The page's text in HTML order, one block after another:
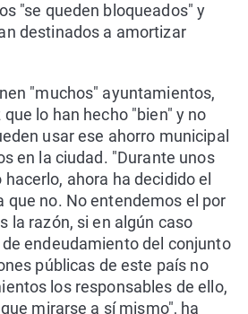
"se queden bloqueados" y
destinados a amortizar
"muchos" ayuntamientos,
lo han hecho "bien" y no
usar ese ahorro municipal
en la ciudad. "Durante unos
ahora ha decidido el
que no. No entendemos el por
la razón, si en algún caso
endeudamiento del conjunto
públicas de este país no
los responsables de ello,
mirarse a sí mismo", ha